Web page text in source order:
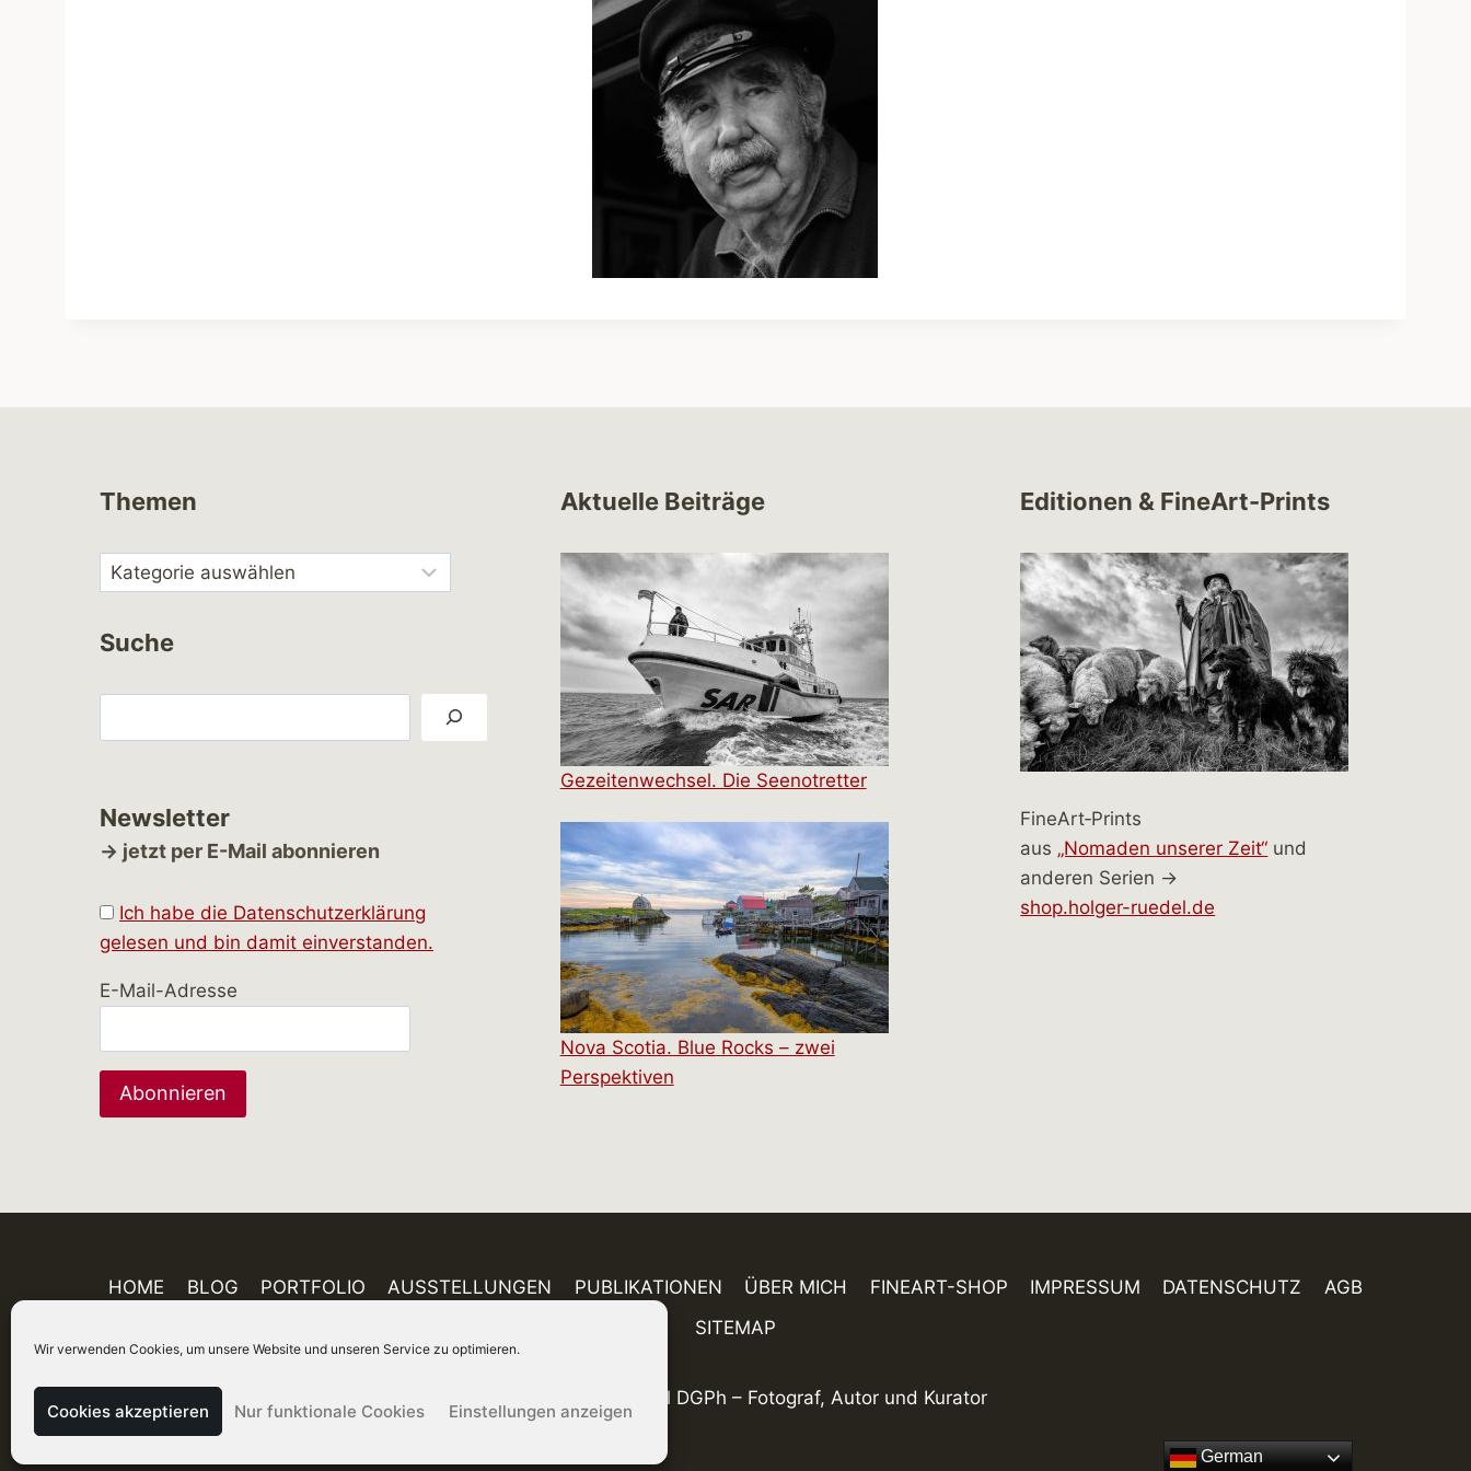
Wir verwenden Cookies, um unsere Website und unseren Service zu optimieren.
Cookies akzeptieren Nur funktionale Cookies Einstellungen anzeigen
Themen
Suche
Newsletter
→ jetzt per E-Mail abonnieren
Ich habe die Datenschutzerklärung
gelesen und bin damit einverstanden.
E-Mail-Adresse
Aktuelle Beiträge
Gezeitenwechsel. Die Seenotretter
Nova Scotia. Blue Rocks – zwei
Perspektiven
Editionen & FineArt-Prints
FineArt‑Prints
aus „Nomaden unserer Zeit“ und
anderen Serien →
shop.holger-ruedel.de
HOME BLOG PORTFOLIO AUSSTELLUNGEN PUBLIKATIONEN ÜBER MICH FINEART-SHOP IMPRESSUM DATENSCHUTZ
AGB
SITEMAP
© 2026 Holger Rüdel DGPh – Fotograf, Autor und Kurator
German